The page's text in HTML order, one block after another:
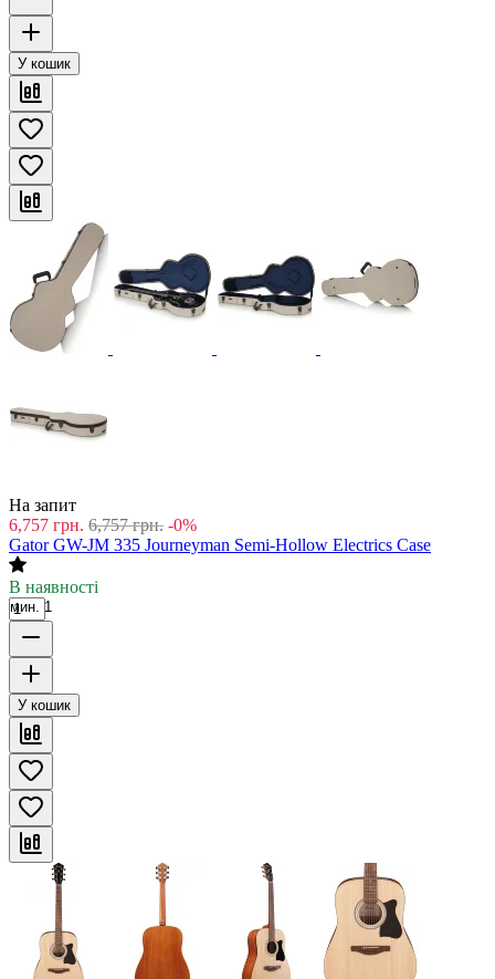
У кошик
На запит
6,757 грн. 6,757 грн. -0%
Gator GW-JM 335 Journeyman Semi-Hollow Electrics Case
В наявності
мин. 1
У кошик